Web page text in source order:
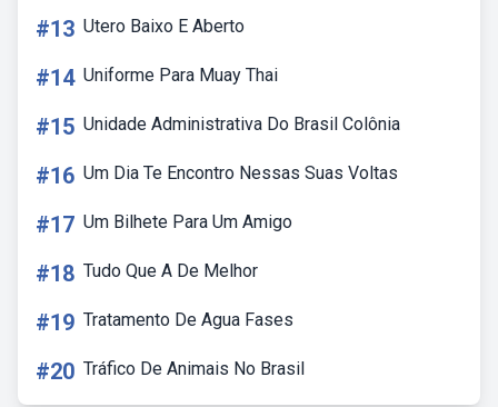
#13 Utero Baixo E Aberto
#14 Uniforme Para Muay Thai
#15 Unidade Administrativa Do Brasil Colônia
#16 Um Dia Te Encontro Nessas Suas Voltas
#17 Um Bilhete Para Um Amigo
#18 Tudo Que A De Melhor
#19 Tratamento De Agua Fases
#20 Tráfico De Animais No Brasil